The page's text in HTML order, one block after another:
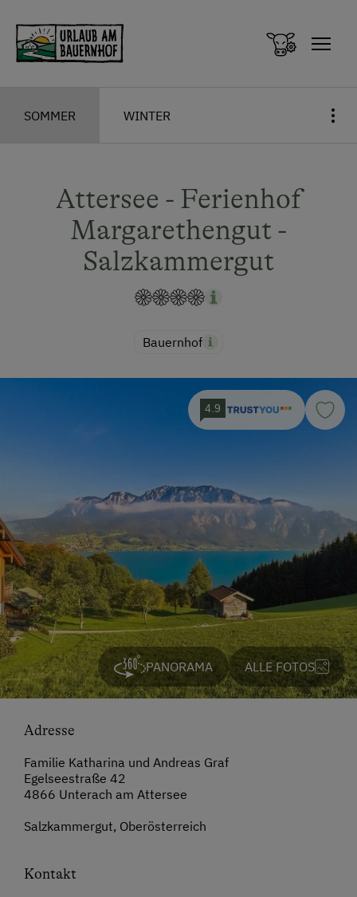
SOMMER WINTER
Attersee - Ferienhof
Margarethengut -
Salzkammergut
Bauernhof
4.9
PANORAMA ALLE FOTOS
Adresse
Familie Katharina und Andreas Graf
Egelseestraße 42
4866 Unterach am Attersee
Salzkammergut, Oberösterreich
Kontakt